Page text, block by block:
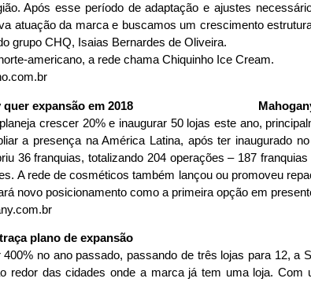
Após esse período de adaptação e ajustes
atuação da marca e buscamos um crescimento
grupo CHQ, Isaias Bernardes de Oliveira.
americano, a rede chama Chiquinho Ice Cream.
crescer 20% e inaugurar 50 lojas este ano,
a presença na América Latina, após ter inaugurado
36 franquias, totalizando 204 operações – 187
A rede de cosméticos também lançou ou promoveu
novo posicionamento como a primeira opção em
plano de expansão
no ano passado, passando de três lojas para 12, a
redor das cidades onde a marca já tem uma loja. Com